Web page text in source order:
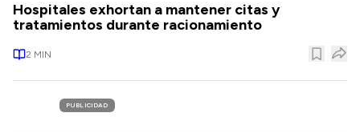
Hospitales exhortan a mantener citas y
tratamientos durante racionamiento
2 MIN
PUBLICIDAD